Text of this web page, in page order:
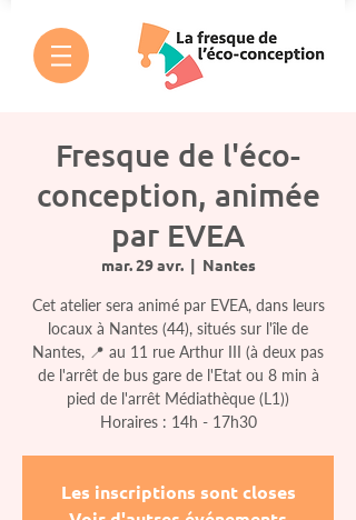
Fresque de l'éco-
conception, animée
par EVEA
mar. 29 avr.
  |
Nantes
Cet atelier sera animé par EVEA, dans leurs
locaux à Nantes (44), situés sur l'île de
Nantes, 📍 au 11 rue Arthur III (à deux pas
de l'arrêt de bus gare de l'Etat ou 8 min à
pied de l'arrêt Médiathèque (L1))
Horaires : 14h - 17h30
Les inscriptions sont closes